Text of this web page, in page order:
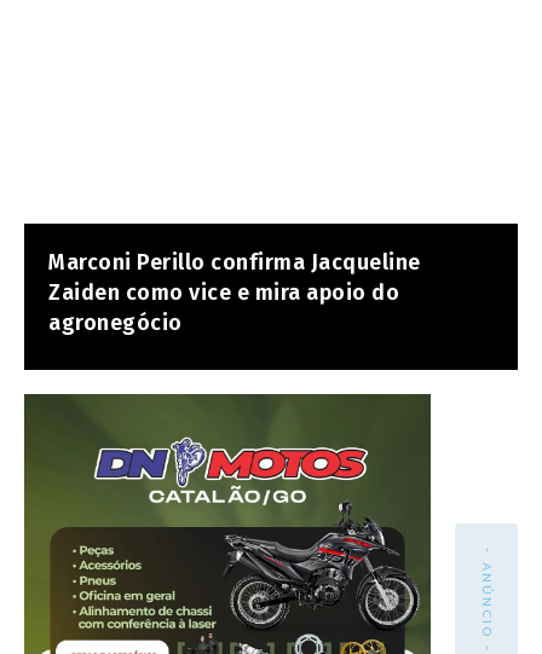
Marconi Perillo confirma Jacqueline
Zaiden como vice e mira apoio do
agronegócio
- ANÚNCIO -